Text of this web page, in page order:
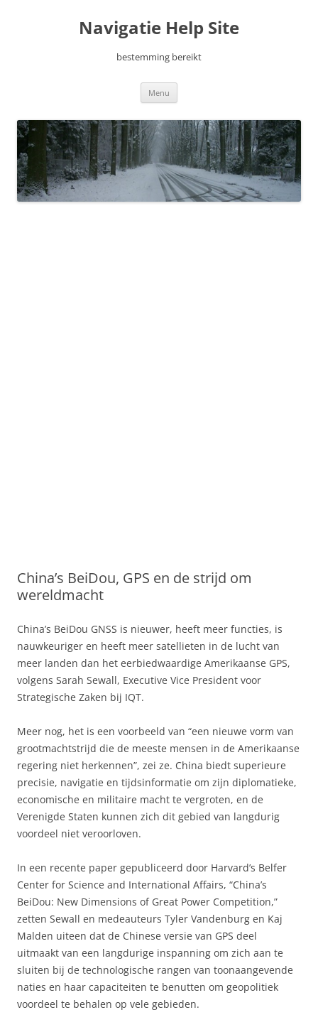
Navigatie Help Site
bestemming bereikt
Menu
China’s BeiDou, GPS en de strijd om
wereldmacht
China’s BeiDou GNSS is nieuwer, heeft meer functies, is
nauwkeuriger en heeft meer satellieten in de lucht van
meer landen dan het eerbiedwaardige Amerikaanse GPS,
volgens Sarah Sewall, Executive Vice President voor
Strategische Zaken bij IQT.
Meer nog, het is een voorbeeld van “een nieuwe vorm van
grootmachtstrijd die de meeste mensen in de Amerikaanse
regering niet herkennen”, zei ze. China biedt superieure
precisie, navigatie en tijdsinformatie om zijn diplomatieke,
economische en militaire macht te vergroten, en de
Verenigde Staten kunnen zich dit gebied van langdurig
voordeel niet veroorloven.
In een recente paper gepubliceerd door Harvard’s Belfer
Center for Science and International Affairs, “China’s
BeiDou: New Dimensions of Great Power Competition,”
zetten Sewall en medeauteurs Tyler Vandenburg en Kaj
Malden uiteen dat de Chinese versie van GPS deel
uitmaakt van een langdurige inspanning om zich aan te
sluiten bij de technologische rangen van toonaangevende
naties en haar capaciteiten te benutten om geopolitiek
voordeel te behalen op vele gebieden.